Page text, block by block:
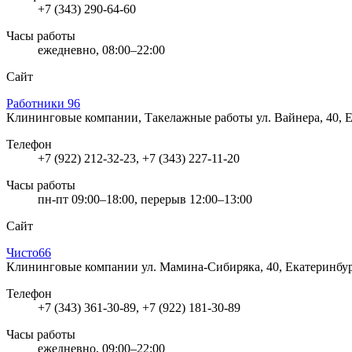
+7 (343) 290-64-60
Часы работы
ежедневно, 08:00–22:00
Сайт
Работники 96
Клининговые компании, Такелажные работы ул. Вайнера, 40,
Телефон
+7 (922) 212-32-23, +7 (343) 227-11-20
Часы работы
пн-пт 09:00–18:00, перерыв 12:00–13:00
Сайт
Чисто66
Клининговые компании ул. Мамина-Сибиряка, 40,
Телефон
+7 (343) 361-30-89, +7 (922) 181-30-89
Часы работы
ежедневно, 09:00–22:00